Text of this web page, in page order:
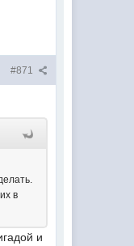
#871
в
и